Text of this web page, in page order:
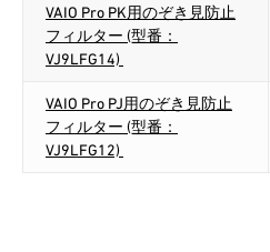
VAIO Pro PK用のぞき見防止
フィルター (型番：
VJ9LFG14)
VAIO Pro PJ用のぞき見防止
フィルター (型番：
VJ9LFG12)